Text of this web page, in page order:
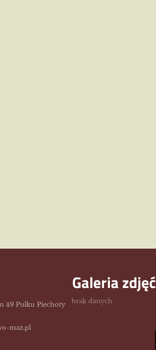
49 Pułku Piechoty
maz.pl
Galeria zdjęć
brak danych